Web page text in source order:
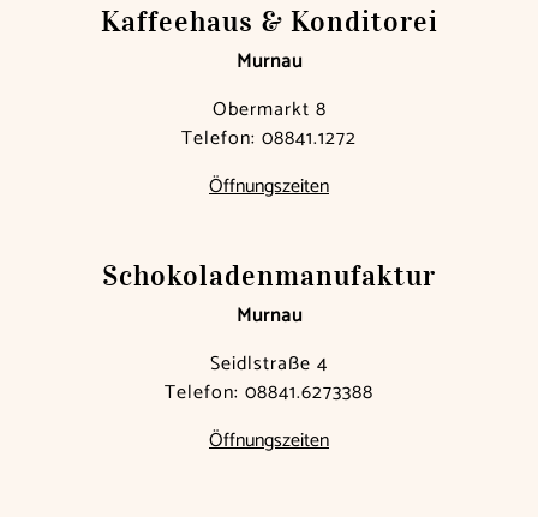
Kaffeehaus & Konditorei
Murnau
Obermarkt 8
Telefon: 08841.1272
Öffnungszeiten
Schokoladen­manufaktur
Murnau
Seidlstraße 4
Telefon: 08841.6273388
Öffnungszeiten